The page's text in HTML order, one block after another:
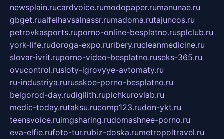
newsplain.rucardvoice.rumodopaper.rumanunae.ru
gbget.rualfeihavsalnassr.rumadoma.rutajuncos.ru
petrovkasports.ruporno-online-besplatno.rusplclub.ru
york-life.rudoroga-expo.ruribery.rucleanmedicine.ru
slovar-ivrit.ruporno-video-besplatno.ruseks-365.ru
ovucontrol.rusloty-igrovyye-avtomaty.ru
ru-industriya.rurusskoe-porno-besplatno.ru
belgorod-day.rudigilith.rupichkurovlab.ru
medic-today.rutaksu.rucomp123.rudon-ykt.ru
teensvoice.ruimgsharing.rudomashnee-porno.ru
eva-elfie.rufoto-tur.rubiz-doska.rumetropoltravel.ru